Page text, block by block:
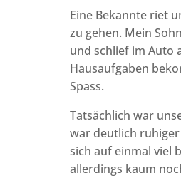
Eine Bekannte riet
zu gehen. Mein
und schlief im Auto
Hausaufgaben
Spass.
Tatsächlich war
war deutlich
sich auf einmal viel
allerdings kaum